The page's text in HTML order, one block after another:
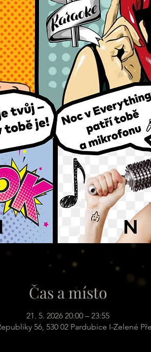
Čas a místo
21. 5. 2026 20:00 – 23:55
56, 530 02 Pardubice I-Zelené